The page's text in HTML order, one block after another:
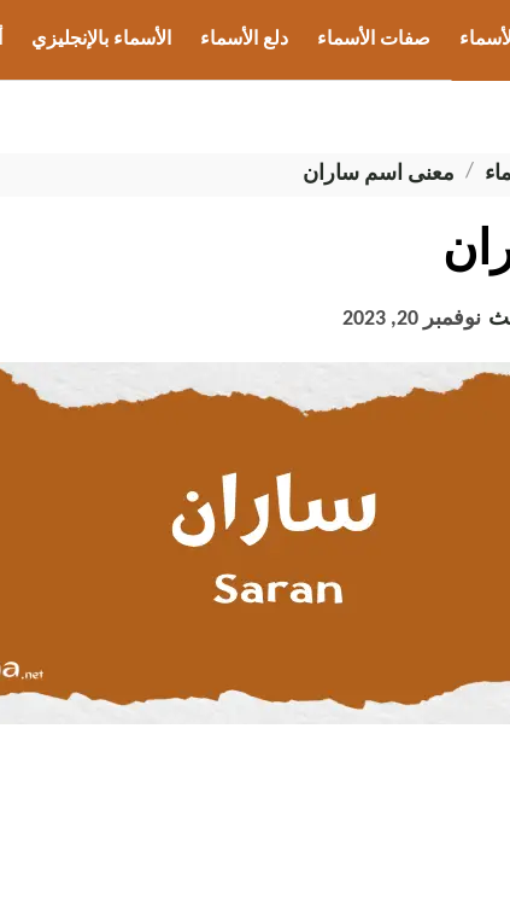
صفات الأسماء دلع الأسماء الأسماء بالإنجليزي
معنى اسم ساران
نوفمبر 20, 2023